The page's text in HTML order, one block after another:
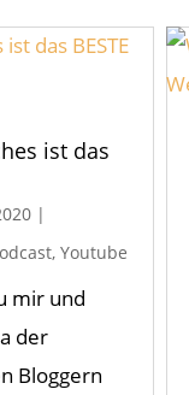
ist das
|
, Youtube
mir und
der
Bloggern